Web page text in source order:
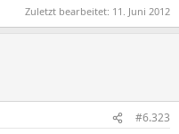
Zuletzt bearbeitet: 11. Juni 2012
#6.323